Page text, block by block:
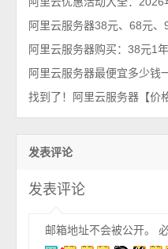
发表评论
发表评论
邮箱地址不会被公开。